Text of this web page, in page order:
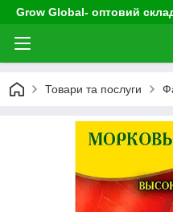
Grow Global- оптовий
Товари та послуги